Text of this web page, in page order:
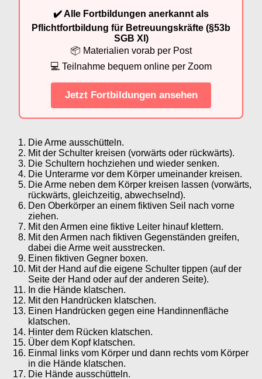
✔️ Alle Fortbildungen anerkannt als
Pflichtfortbildung für Betreuungskräfte (§53b
SGB XI)
📦 Materialien vorab per Post
💻 Teilnahme bequem online per Zoom
Jetzt Fortbildungen ansehen
Die Arme ausschütteln.
Mit der Schulter kreisen (vorwärts oder rückwärts).
Die Schultern hochziehen und wieder senken.
Die Unterarme vor dem Körper umeinander kreisen.
Die Arme neben dem Körper kreisen lassen (vorwärts,
rückwärts, gleichzeitig, abwechselnd).
Den Oberkörper an einem fiktiven Seil nach vorne
ziehen.
Mit den Armen eine fiktive Leiter hinauf klettern.
Mit den Armen nach fiktiven Gegenständen greifen,
dabei die Arme weit ausstrecken.
Einen fiktiven Gegner boxen.
Mit der Hand auf die eigene Schulter tippen (auf der
Seite der Hand oder auf der anderen Seite).
In die Hände klatschen.
Mit den Handrücken klatschen.
Einen Handrücken gegen eine Handinnenfläche
klatschen.
Hinter dem Rücken klatschen.
Über dem Kopf klatschen.
Einmal links vom Körper und dann rechts vom Körper
in die Hände klatschen.
Die Hände ausschütteln.